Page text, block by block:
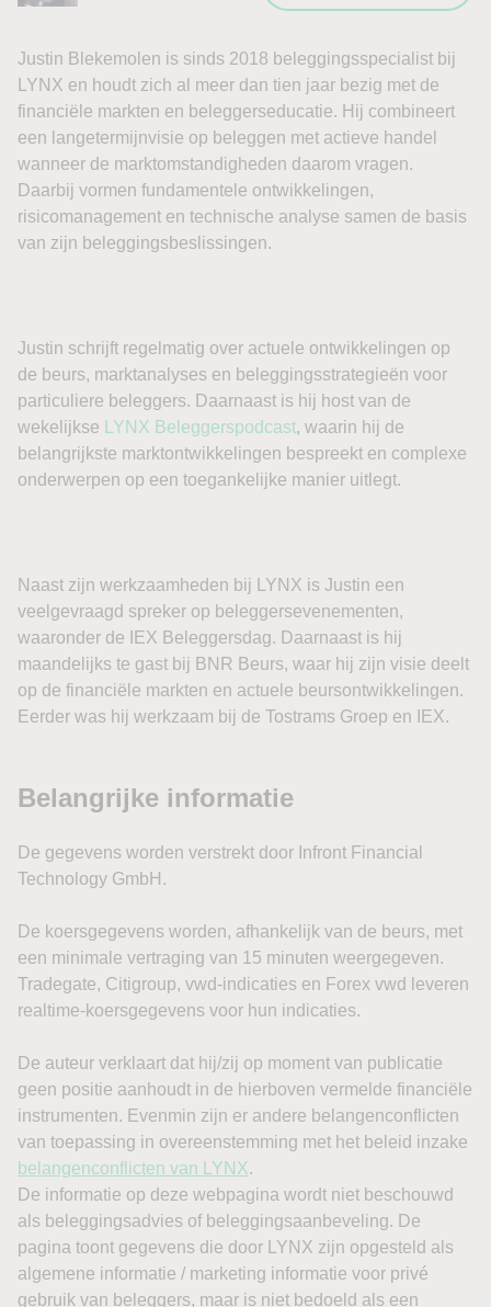
Beursnieuws Amerika
Amerikaanse aandelenfutures bewegen vrijdagochtend
nauwelijks. Futures op de S&P 500 staan circa 0,1%
hoger, Nasdaq 100-futures zijn vrijwel onveranderd en
futures op de Dow Jones Industrial Average verliezen
ongeveer 0,2%. De terughoudendheid is logisch: om 14.30
uur Nederlandse tijd publiceert het Amerikaanse Bureau of
banen, na een eveneens zwakke groei van 57.000
arbeidsplaatsen in juni. Voor de werkloosheid wordt
opnieuw ongeveer 4,2% verwacht. Daarmee draait de
markt niet alleen om het headlinecijfer. Ook
loonontwikkeling, arbeidsparticipatie en eventuele revisies
van eerdere maanden kunnen belangrijk worden voor de
Amerikaanse tienjaarsrente liep met ruim vier basispunten
op richting 4,66%, terwijl de tweejaarsrente ongeveer zes
basispunten steeg tot rond 4,24%. Een combinatie van
hogere olieprijzen en onzekerheid over de arbeidsmarkt
duwde obligatiekoersen omlaag.
winstreeks van vijf handelsdagen eindigde. Andere indices
Nasdaq eindigde Composite slechts 0,1% lager.
sterk. Vooral technologie en halfgeleiders herstelden fors
na de eerdere correctie in deze aandelen. De
semiconductor sector staat deze week meer dan 5% hoger
en de Nasdaq ligt op koers voor zijn sterkste beursweek
Bedrijfsresultaten blijven ondertussen steun bieden.
Airbnbsteeg in de nabeurshandel ongeveer 7% tot 9%
nadat zowel omzet als winst boven de verwachtingen
uitkwamen. Cloudflare sprong circa 16% omhoog dankzij
sterke vooruitzichten voor zowel het lopende kwartaal als
het volledige jaar. Daartegenover daalde DraftKings meer
dan 1,5% na tegenvallende omzet en een onverwacht
kwartaalverlies.
Justin Blekemolen is sinds 2018 beleggingsspecialist bij
LYNX en houdt zich al meer dan tien jaar bezig met de
financiële markten en beleggerseducatie. Hij combineert
een langetermijnvisie op beleggen met actieve handel
wanneer de marktomstandigheden daarom vragen.
Daarbij vormen fundamentele ontwikkelingen,
risicomanagement en technische analyse samen de basis
van zijn beleggingsbeslissingen.
Justin schrijft regelmatig over actuele ontwikkelingen op
de beurs, marktanalyses en beleggingsstrategieën voor
particuliere beleggers. Daarnaast is hij host van de
wekelijkse
LYNX Beleggerspodcast, waarin hij de
belangrijkste marktontwikkelingen bespreekt en complexe
onderwerpen op een toegankelijke manier uitlegt.
Naast zijn werkzaamheden bij LYNX is Justin een
veelgevraagd spreker op beleggersevenementen,
waaronder de IEX Beleggersdag. Daarnaast is hij
maandelijks te gast bij BNR Beurs, waar hij zijn visie deelt
op de financiële markten en actuele beursontwikkelingen.
Eerder was hij werkzaam bij de Tostrams Groep en IEX.